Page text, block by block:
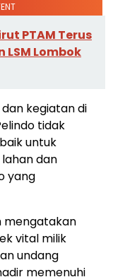
PTAM Terus
LSM Lombok
kegiatan di
tidak
untuk
dan
yang
mengatakan
vital milik
undang
memenuhi